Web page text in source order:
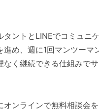
タントとLINEでコミュニ
進め、週に1回マンツーマ
なく継続できる仕組みで
オンラインで無料相談会